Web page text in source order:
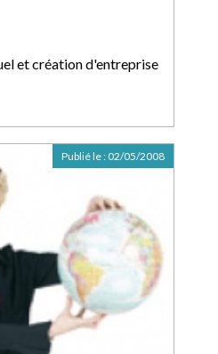
et création d'entreprise
Publié le : 02/05/2008